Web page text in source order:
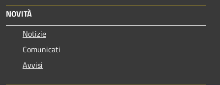
NOVITÀ
Notizie
Comunicati
Avvisi